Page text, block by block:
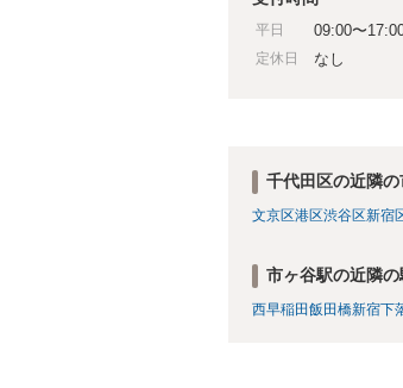
平日 09:00〜
定休日 なし
千代田区の近隣
文京区港区渋谷区新宿
市ヶ谷駅の近隣
西早稲田飯田橋新宿下